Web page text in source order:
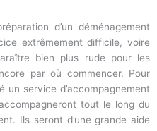
d’un déménagement
extrêmement difficile, voire
bien plus rude pour les
par où commencer. Pour
un service d’accompagnement
tout le long du
Ils seront d’une grande aide